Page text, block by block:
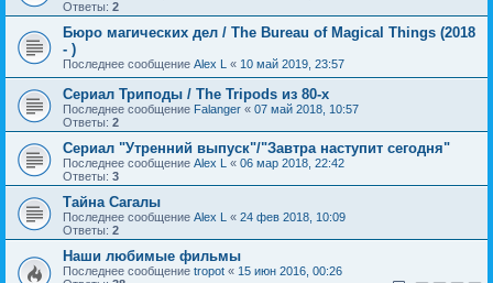
Ответы: 2
Бюро магических дел / The Bureau of Magical Things (2018
- )
Последнее сообщение Alex L « 10 май 2019, 23:57
Сериал Триподы / The Tripods из 80-х
Последнее сообщение Falanger « 07 май 2018, 10:57
Ответы: 2
Сериал "Утренний выпуск"/"Завтра наступит сегодня"
Последнее сообщение Alex L « 06 мар 2018, 22:42
Ответы: 3
Тайна Сагалы
Последнее сообщение Alex L « 24 фев 2018, 10:09
Ответы: 2
Наши любимые фильмы
Последнее сообщение tropot « 15 июн 2016, 00:26